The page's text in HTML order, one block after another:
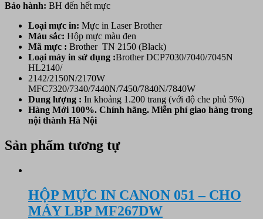
Bảo hành: BH đến hết mực
Loại mực in: Mực in Laser Brother
Màu sắc: Hộp mực màu đen
Mã mực : Brother TN 2150 (Black)
Loại máy in sử dụng :Brother DCP7030/7040/7045N
HL2140/
2142/2150N/2170W
MFC7320/7340/7440N/7450/7840N/7840W
Dung lượng : In khoảng 1.200 trang (với độ che phủ 5%)
Hàng Mới 100%. Chính hãng. Miễn phí giao hàng trong
nội thành Hà Nội
Sản phẩm tương tự
HỘP MỰC IN CANON 051 – CHO
MÁY LBP MF267DW